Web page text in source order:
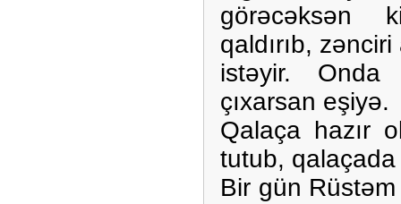
görəcəksən
qaldırıb,
istəyir.
çıxarsan eşiyə.
Qalaça hazır
tutub, qalaçada
Bir gün